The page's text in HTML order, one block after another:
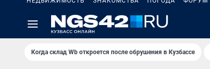
Когда склад Wb откроется после обрушения в Кузбассе